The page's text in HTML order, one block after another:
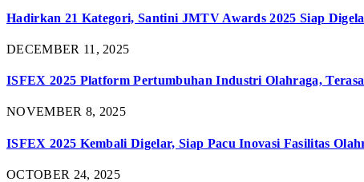
Hadirkan 21 Kategori, Santini JMTV Awards 2025 Siap
DECEMBER 11, 2025
ISFEX 2025 Platform Pertumbuhan Industri Olahraga,
NOVEMBER 8, 2025
ISFEX 2025 Kembali Digelar, Siap Pacu Inovasi Fasilitas
OCTOBER 24, 2025